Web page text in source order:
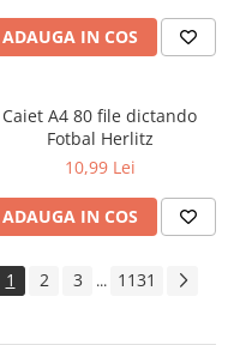
ADAUGA IN COS
Caiet A4 80 file dictando
Fotbal Herlitz
10,99 Lei
ADAUGA IN COS
1 2 3 ... 1131